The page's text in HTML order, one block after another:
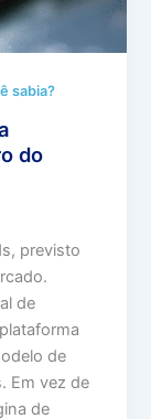
sabia?
do
previsto
de
de
Em vez de
de